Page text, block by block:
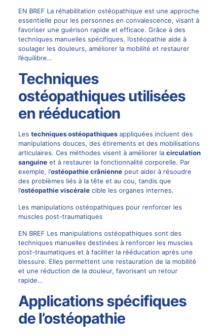
EN BREF La réhabilitation ostéopathique est une approche
essentielle pour les personnes en convalescence, visant à
favoriser une guérison rapide et efficace. Grâce à des
techniques manuelles spécifiques, l’ostéopathie aide à
soulager les douleurs, améliorer la mobilité et restaurer
l’équilibre…
Techniques
ostéopathiques utilisées
en rééducation
Les techniques ostéopathiquesappliquées incluent des
manipulations douces, des étirements et des mobilisations
articulaires. Ces méthodes visent à améliorer la circulation
sanguineet à restaurer la fonctionnalité corporelle. Par
exemple, l’ostéopathie crâniennepeut aider à résoudre
des problèmes liés à la tête et au cou, tandis que
l’ostéopathie viscéralecible les organes internes.
Les manipulations ostéopathiques pour renforcer les
muscles post-traumatiques
EN BREF Les manipulations ostéopathiques sont des
techniques manuelles destinées à renforcer les muscles
post-traumatiques et à faciliter la rééducation après une
blessure. Elles permettent une restauration de la mobilité
et une réduction de la douleur, favorisant un retour
rapide…
Applications spécifiques
de l’ostéopathie